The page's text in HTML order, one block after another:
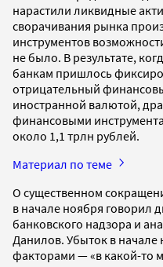
нарастили ликвидные
сворачивания рынка
инструментов
не было. В результате,
банкам пришлось
отрицательный
иностранной валютой,
финансовыми
около 1,1 трлн рублей.
Материал по теме
О существенном
в начале ноября говорил
банковского надзора и
Данилов. Убыток в начале
факторами — «в какой-то